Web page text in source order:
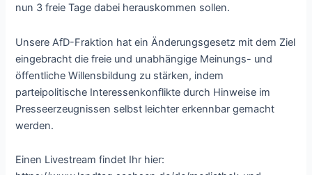
nun 3 freie Tage dabei herauskommen sollen.
Unsere AfD-Fraktion hat ein Änderungsgesetz mit dem Ziel
eingebracht die freie und unabhängige Meinungs- und
öffentliche Willensbildung zu stärken, indem
parteipolitische Interessenkonflikte durch Hinweise im
Presseerzeugnissen selbst leichter erkennbar gemacht
werden.
Einen Livestream findet Ihr hier: